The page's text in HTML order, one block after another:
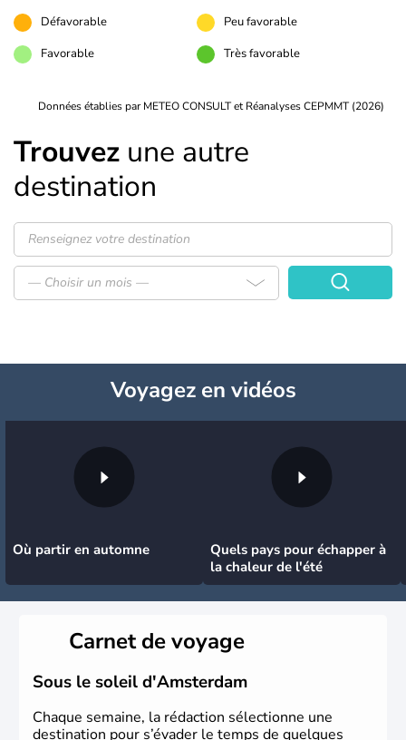
Défavorable
Peu favorable
Favorable
Très favorable
Données établies par METEO CONSULT et Réanalyses CEPMMT (2026)
Trouvez une autre
destination
— Choisir un mois —
Voyagezen vidéos
Où partir en automne
Quels pays pour échapper à
la chaleur de l'été
Carnet de voyage
Sous le soleil d'Amsterdam
Chaque semaine, la rédaction sélectionne une
destination pour s’évader le temps de quelques